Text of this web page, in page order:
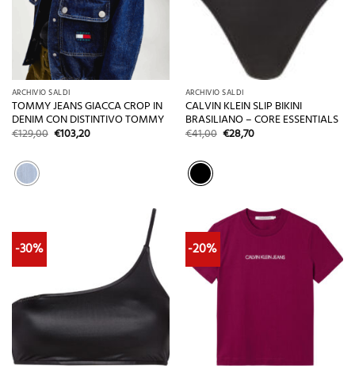
ARCHIVIO SALDI
TOMMY JEANS GIACCA CROP IN
DENIM CON DISTINTIVO TOMMY
€129,00 Il
€103,20Il
ARCHIVIO SALDI
CALVIN KLEIN SLIP BIKINI
BRASILIANO – CORE ESSENTIALS
€41,00 Il
€28,70Il
-30% -20%